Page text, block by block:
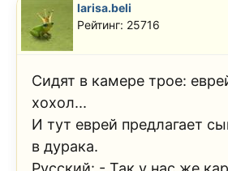
larisa.beli
Рейтинг: 25716
Сидят в камере трое:
хохол...
И тут еврей предлагает
в дурака.